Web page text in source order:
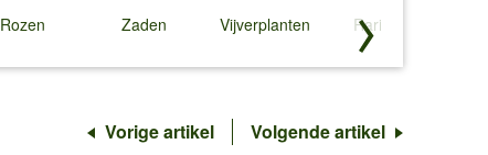
Rozen Zaden
↓
Vijverplanten
↓
Rariteiten
↓
Vorige artikel Volgende artikel